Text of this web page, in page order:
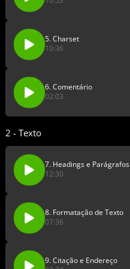
5. Charset
10:36
6. Comentário
02:03
2 - Texto
7. Headings e Parágrafos
12:30
8. Formatação de Texto
07:36
9. Citação e Endereço